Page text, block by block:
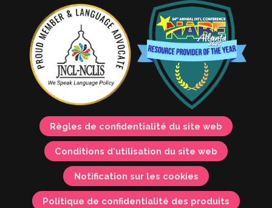
Règles de confidentialité du site web
Conditions d'utilisation du site web
Notification sur les cookies
Politique de confidentialité des produits